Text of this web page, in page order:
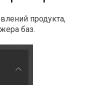
продукта,
баз.